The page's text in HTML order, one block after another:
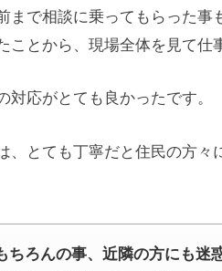
まで相談に乗ってもらった
ことから、現場全体を見て仕
応がとても良かったです。
、とても丁寧だと住民の方々
ちろんの事、近隣の方にも迷